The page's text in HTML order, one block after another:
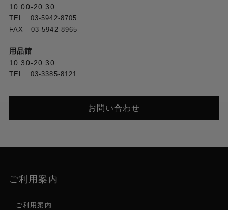
10:00-20:30
TEL 03-5942-8705
FAX 03-5942-8965
用品館
10:30-20:30
TEL 03-3385-8121
お問い合わせ
ご利用案内
ご利用案内